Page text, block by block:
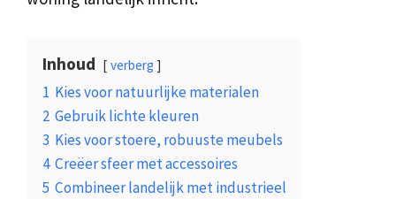
Inhoud verberg
1 Kies voor natuurlijke materialen
2 Gebruik lichte kleuren
3 Kies voor stoere, robuuste meubels
4 Creëer sfeer met accessoires
5 Combineer landelijk met industrieel